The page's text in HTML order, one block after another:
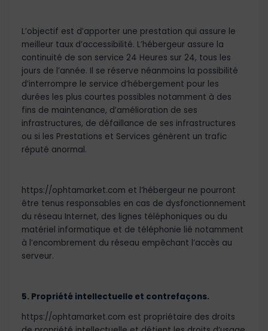
L’objectif est d’apporter une prestation qui assure le
meilleur taux d’accessibilité. L’hébergeur assure la
continuité de son service 24 Heures sur 24, tous les
jours de l’année. Il se réserve néanmoins la possibilité
d’interrompre le service d’hébergement pour les
durées les plus courtes possibles notamment à des
fins de maintenance, d’amélioration de ses
infrastructures, de défaillance de ses infrastructures
ou si les Prestations et Services génèrent un trafic
réputé anormal.
https://ophtamarket.com et l’hébergeur ne pourront
être tenus responsables en cas de dysfonctionnement
du réseau Internet, des lignes téléphoniques ou du
matériel informatique et de téléphonie lié notamment
à l’encombrement du réseau empêchant l’accès au
serveur.
5. Propriété intellectuelle et contrefaçons.
https://ophtamarket.com est propriétaire des droits